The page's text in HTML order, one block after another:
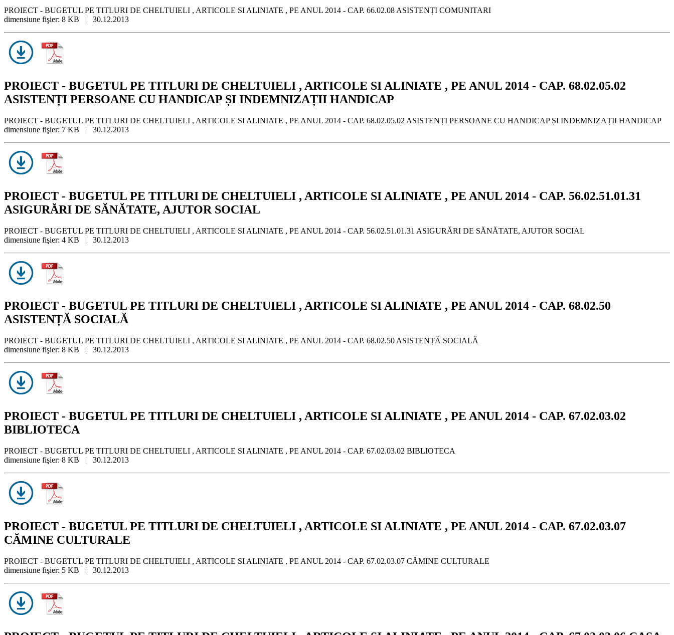
PROIECT - BUGETUL PE TITLURI DE CHELTUIELI , ARTICOLE SI ALINIATE , PE ANUL 2014 - CAP. 66.02.08 ASISTENȚI COMUNITARI
dimensiune fişier: 8 KB | 30.12.2013
PROIECT - BUGETUL PE TITLURI DE CHELTUIELI , ARTICOLE SI ALINIATE , PE ANUL 2014 - CAP. 68.02.05.02
ASISTENȚI PERSOANE CU HANDICAP ȘI INDEMNIZAȚII HANDICAP
PROIECT - BUGETUL PE TITLURI DE CHELTUIELI , ARTICOLE SI ALINIATE , PE ANUL 2014 - CAP. 68.02.05.02 ASISTENȚI PERSOANE CU HANDICAP ȘI INDEMNIZAȚII HANDICAP
dimensiune fişier: 7 KB | 30.12.2013
PROIECT - BUGETUL PE TITLURI DE CHELTUIELI , ARTICOLE SI ALINIATE , PE ANUL 2014 - CAP. 56.02.51.01.31
ASIGURĂRI DE SĂNĂTATE, AJUTOR SOCIAL
PROIECT - BUGETUL PE TITLURI DE CHELTUIELI , ARTICOLE SI ALINIATE , PE ANUL 2014 - CAP. 56.02.51.01.31 ASIGURĂRI DE SĂNĂTATE, AJUTOR SOCIAL
dimensiune fişier: 4 KB | 30.12.2013
PROIECT - BUGETUL PE TITLURI DE CHELTUIELI , ARTICOLE SI ALINIATE , PE ANUL 2014 - CAP. 68.02.50
ASISTENȚĂ SOCIALĂ
PROIECT - BUGETUL PE TITLURI DE CHELTUIELI , ARTICOLE SI ALINIATE , PE ANUL 2014 - CAP. 68.02.50 ASISTENȚĂ SOCIALĂ
dimensiune fişier: 8 KB | 30.12.2013
PROIECT - BUGETUL PE TITLURI DE CHELTUIELI , ARTICOLE SI ALINIATE , PE ANUL 2014 - CAP. 67.02.03.02
BIBLIOTECA
PROIECT - BUGETUL PE TITLURI DE CHELTUIELI , ARTICOLE SI ALINIATE , PE ANUL 2014 - CAP. 67.02.03.02 BIBLIOTECA
dimensiune fişier: 8 KB | 30.12.2013
PROIECT - BUGETUL PE TITLURI DE CHELTUIELI , ARTICOLE SI ALINIATE , PE ANUL 2014 - CAP. 67.02.03.07
CĂMINE CULTURALE
PROIECT - BUGETUL PE TITLURI DE CHELTUIELI , ARTICOLE SI ALINIATE , PE ANUL 2014 - CAP. 67.02.03.07 CĂMINE CULTURALE
dimensiune fişier: 5 KB | 30.12.2013